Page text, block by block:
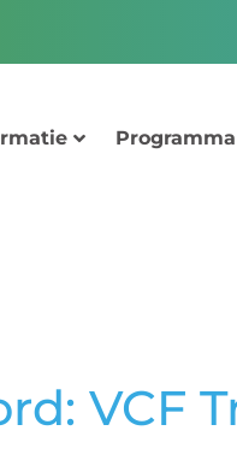
Programma
VCF